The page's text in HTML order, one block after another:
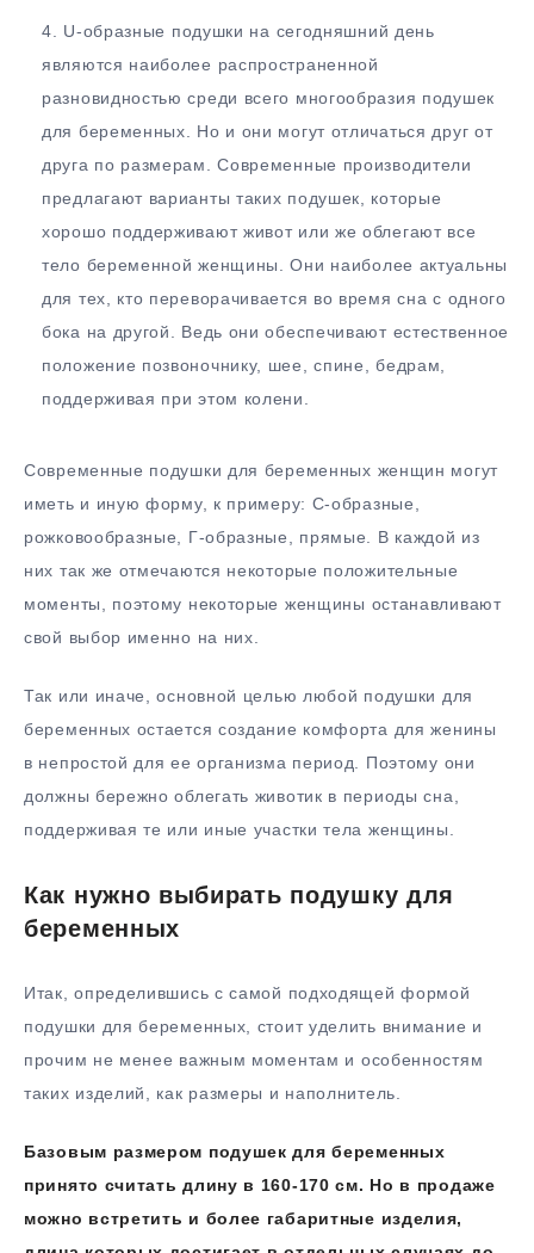
U-образные подушки на сегодняшний день
являются наиболее распространенной
разновидностью среди всего многообразия подушек
для беременных. Но и они могут отличаться друг от
друга по размерам. Современные производители
предлагают варианты таких подушек, которые
хорошо поддерживают живот или же облегают все
тело беременной женщины. Они наиболее актуальны
для тех, кто переворачивается во время сна с одного
бока на другой. Ведь они обеспечивают естественное
положение позвоночнику, шее, спине, бедрам,
поддерживая при этом колени.
Современные подушки для беременных женщин могут
иметь и иную форму, к примеру: С-образные,
рожковообразные, Г-образные, прямые. В каждой из
них так же отмечаются некоторые положительные
моменты, поэтому некоторые женщины останавливают
свой выбор именно на них.
Так или иначе, основной целью любой подушки для
беременных остается создание комфорта для женины
в непростой для ее организма период. Поэтому они
должны бережно облегать животик в периоды сна,
поддерживая те или иные участки тела женщины.
Как нужно выбирать подушку для
беременных
Итак, определившись с самой подходящей формой
подушки для беременных, стоит уделить внимание и
прочим не менее важным моментам и особенностям
таких изделий, как размеры и наполнитель.
Базовым размером подушек для беременных
принято считать длину в 160-170 см. Но в продаже
можно встретить и более габаритные изделия,